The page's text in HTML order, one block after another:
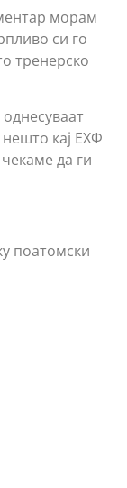
морам
си го
тренерско
кај ЕХФ
да ги
поатомски